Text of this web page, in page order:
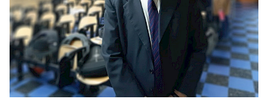
Vecinos
Medios Biblioteca launch
Donaciones launch